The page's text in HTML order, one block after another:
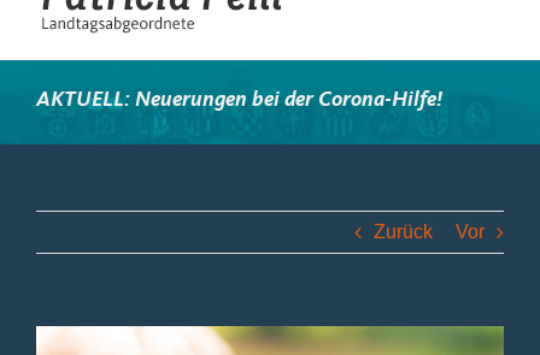
AKTUELL: Neuerungen bei der Corona-Hilfe!
Zurück Vor
Zeige